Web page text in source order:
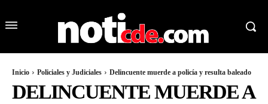
Inicio Policiales y Judiciales Delincuente muerde a policía y resulta baleado
DELINCUENTE MUERDE A